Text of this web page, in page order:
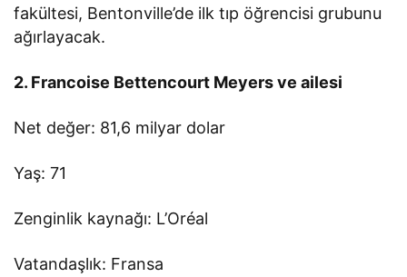
fakültesi, Bentonville’de ilk tıp öğrencisi grubunu
ağırlayacak.
2. Francoise Bettencourt Meyers ve ailesi
Net değer: 81,6 milyar dolar
Yaş: 71
Zenginlik kaynağı: L’Oréal
Vatandaşlık: Fransa